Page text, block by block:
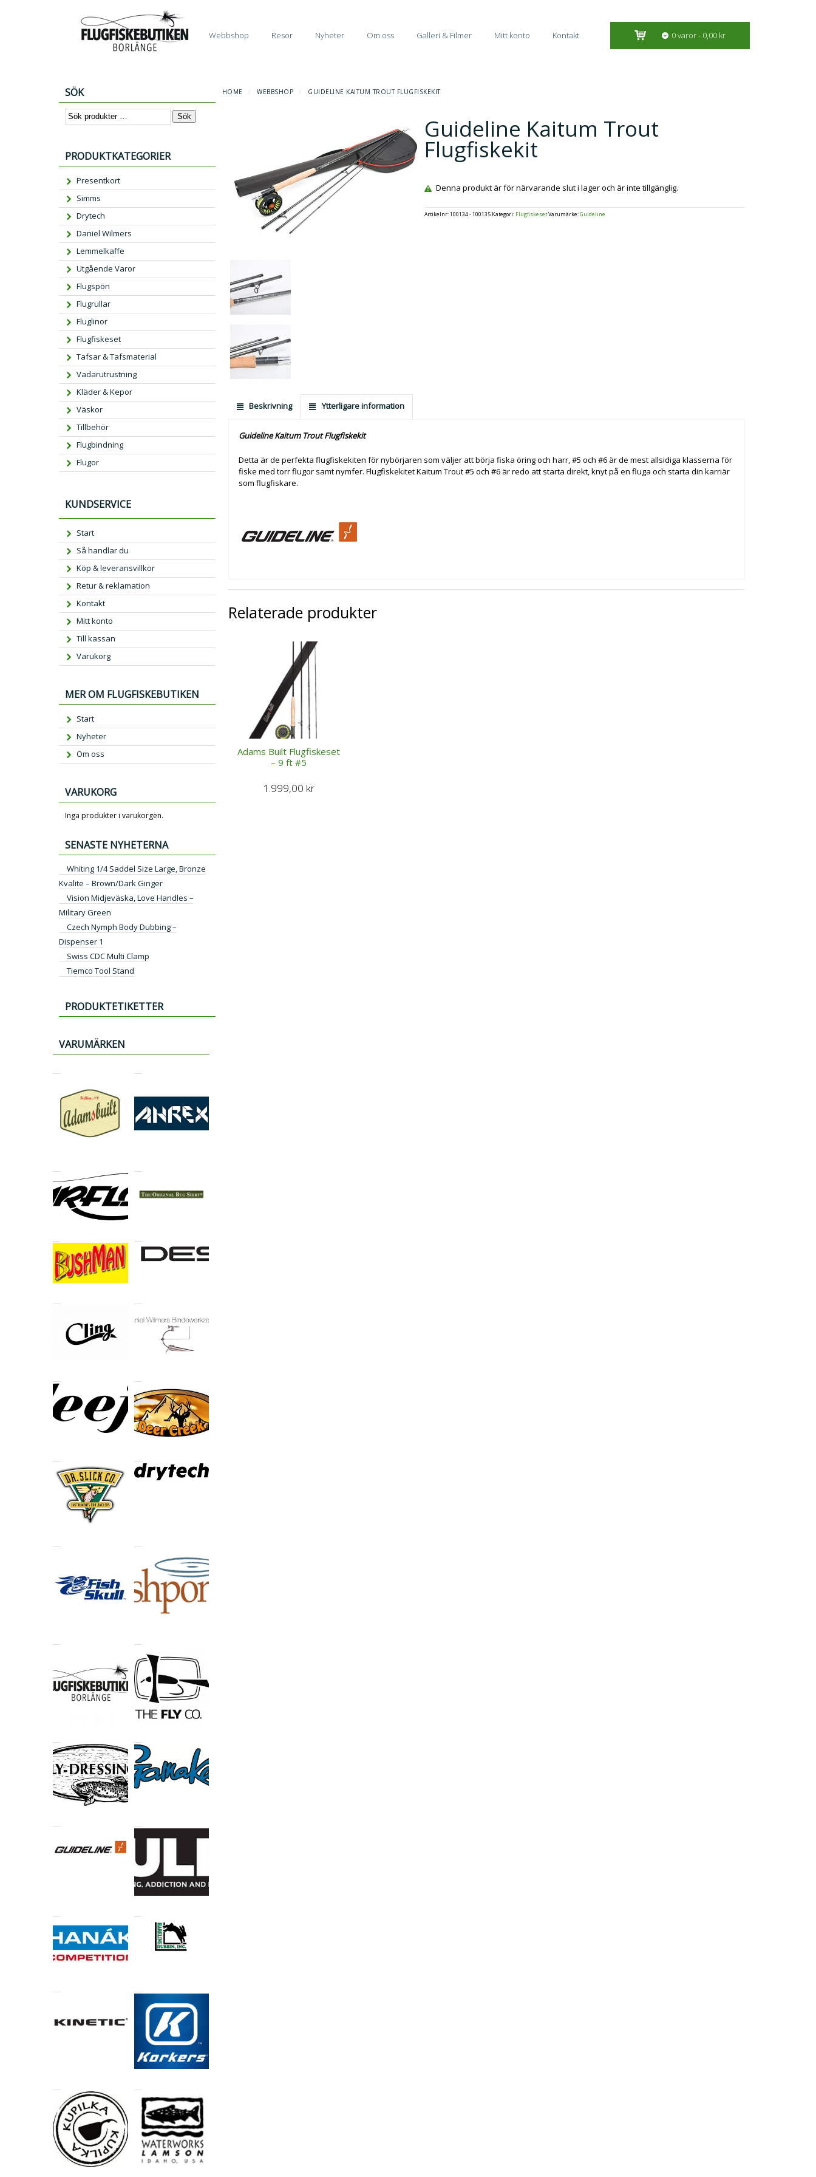
Start Webbshop Resor Nyheter Om oss Galleri & Filmer Mitt konto Kontakt 0 varor 0,00 kr
HOME / WEBBSHOP / GUIDELINE KAITUM TROUT FLUGFISKEKIT
Guideline Kaitum Trout
Flugfiskekit
Denna produkt är för närvarande slut i lager och är inte tillgänglig.
Artikelnr:100134 - 100135 Kategori: FlugfiskesetVarumärke:Guideline
Beskrivning Ytterligare information
Guideline Kaitum Trout Flugfiskekit
Detta är de perfekta flugfiskekiten för nybörjaren som väljer att börja fiska öring och harr, #5 och #6 är de mest allsidiga klasserna för
fiske med torr flugor samt nymfer. Flugfiskekitet Kaitum Trout #5 och #6 är redo att starta direkt, knyt på en fluga och starta din karriär
som flugfiskare.
Relaterade produkter
Adams Built Flugfiskeset
– 9 ft #5
1.999,00 kr
SÖK
Sök
PRODUKTKATEGORIER
Presentkort
Simms
Drytech
Daniel Wilmers
Lemmelkaffe
Utgående Varor
Flugspön
Flugrullar
Fluglinor
Flugfiskeset
Tafsar & Tafsmaterial
Vadarutrustning
Kläder & Kepor
Väskor
Tillbehör
Flugbindning
Flugor
KUNDSERVICE
Start
Så handlar du
Köp & leveransvillkor
Retur & reklamation
Kontakt
Mitt konto
Till kassan
Varukorg
MER OM FLUGFISKEBUTIKEN
Start
Nyheter
Om oss
VARUKORG
Inga produkter i varukorgen.
SENASTE NYHETERNA
Whiting 1/4 Saddel Size Large, Bronze
Kvalite – Brown/Dark Ginger
Vision Midjeväska, Love Handles –
Military Green
Czech Nymph Body Dubbing –
Dispenser 1
Swiss CDC Multi Clamp
Tiemco Tool Stand
PRODUKTETIKETTER
VARUMÄRKEN